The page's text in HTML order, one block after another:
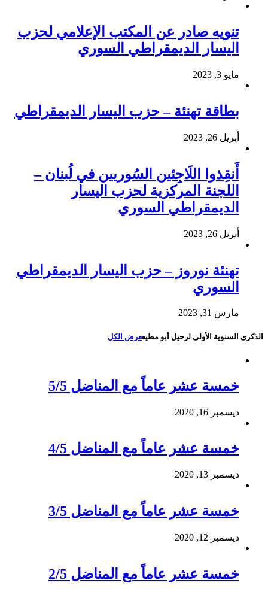
تنويه صادر عن المكتب الإعلامي لحزب
اليسار الديمقراطي السوري
مايو 3, 2023
بطاقة تهنئة – حزب اليسار الديمقراطي
أبريل 26, 2023
أَنقِذوا اللَاجِئين السُوريين في لُبنان –
اللجنة المركزية لحزب اليسار
الديمقراطي السوري
أبريل 26, 2023
تهنئة نوروز – حزب اليسار الديمقراطي
السوري
مارس 31, 2023
الذكرى السنوية الأولى لرحيل أبو مطيععرض الكل
خمسة عشر عاماً مع المناضل 5/5
ديسمبر 16, 2020
خمسة عشر عاماً مع المناضل 4/5
ديسمبر 13, 2020
خمسة عشر عاماً مع المناضل 3/5
ديسمبر 12, 2020
خمسة عشر عاماً مع المناضل 2/5